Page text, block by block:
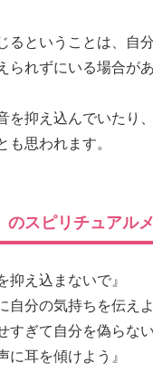
るということは、自
られずにいる場合があ
を抑え込んでいたり
も思われます。
のスピリチュアル
抑え込まないで』
自分の気持ちを伝えよ
すぎて自分を偽らない
に耳を傾けよう』